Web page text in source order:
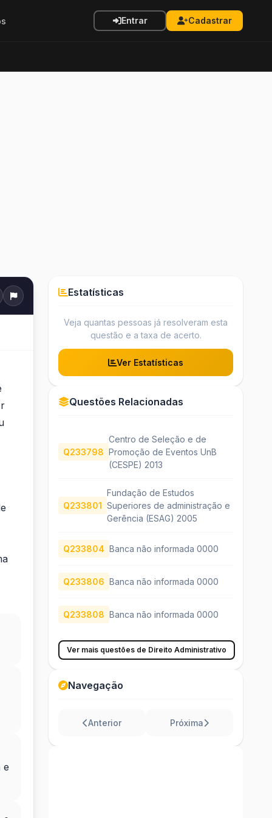
Entrar Cadastrar
e
Estatísticas
Veja quantas pessoas já resolveram esta
questão e a taxa de acerto.
Ver Estatísticas
Questões Relacionadas
Q233798
Centro de Seleção e de
Promoção de Eventos UnB
(CESPE) 2013
Q233801
Fundação de Estudos
Superiores de administração e
Gerência (ESAG) 2005
Q233804 Banca não informada 0000
Q233806 Banca não informada 0000
Q233808 Banca não informada 0000
Ver mais questões de Direito Administrativo
Navegação
Anterior Próxima